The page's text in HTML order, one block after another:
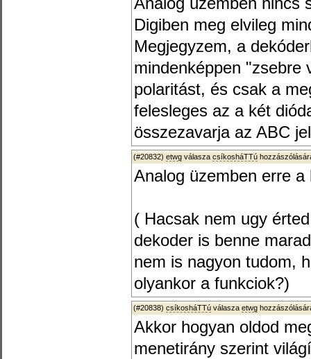
Digiben meg elvileg
Megjegyzem, a
mindenképpen "zsebre
polaritást, és csak a
felesleges az a két
összezavarja az ABC
(#20832) etwg válasza csíkosháTTú
Analog üzemben erre
( Hacsak nem ugy
dekoder is benne
nem is nagyon tudom,
olyankor a funkciok?)
(#20838) csíkosháTTú válasza etwg
Akkor hogyan oldod
menetirány szerint